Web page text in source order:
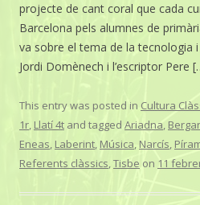
projecte de cant coral que cada
Barcelona pels alumnes de
va sobre el tema de la tecnologia
Jordi Domènech i l’escriptor Pere
This entry was posted in Cultura
1r, Llatí 4t and tagged Ariadna,
Eneas, Laberint,Música, Narcís,
Referents clàssics,Tisbe on 11